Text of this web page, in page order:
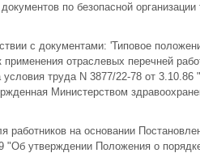
по безопасной организации
с документами: 'Типовое
отраслевых перечней
труда N 3877/22-78 от 3.10.86
Министерством
работников на основании
"Об утверждении Положения о